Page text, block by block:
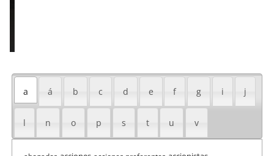
a á b c d e f g i j
l n o p s t u v